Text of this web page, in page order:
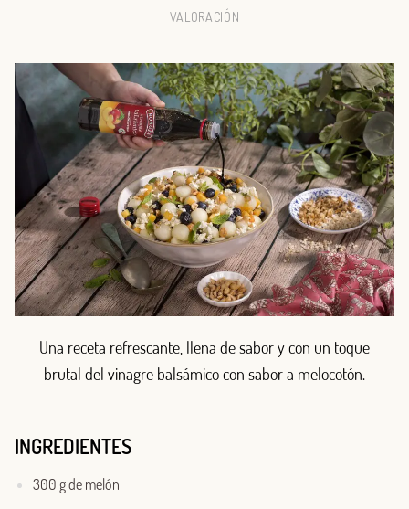
VALORACIÓN
Una receta refrescante, llena de sabor y con un toque
brutal del vinagre balsámico con sabor a melocotón.
INGREDIENTES
300 g de melón